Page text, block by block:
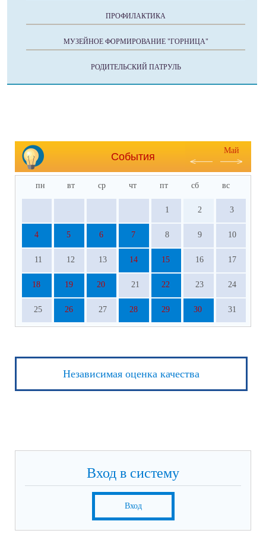
ПРОФИЛАКТИКА
МУЗЕЙНОЕ ФОРМИРОВАНИЕ "ГОРНИЦА"
РОДИТЕЛЬСКИЙ ПАТРУЛЬ
События
Май
пн вт ср чт пт сб вс
1 2 3
4 5 6 7 8 9 10
11 12 13 14 15 16 17
18 19 20 21 22 23 24
25 26 27 28 29 30 31
Независимая оценка качества
Вход в систему
Вход